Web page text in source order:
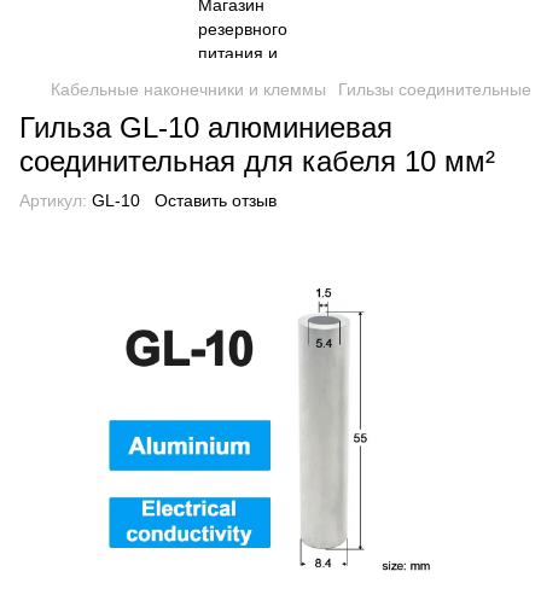
Кабельные наконечники и клеммы Гильзы соединительные
Гильза GL-10 алюминиевая
соединительная для кабеля 10 мм²
Артикул: GL-10 Оставить отзыв